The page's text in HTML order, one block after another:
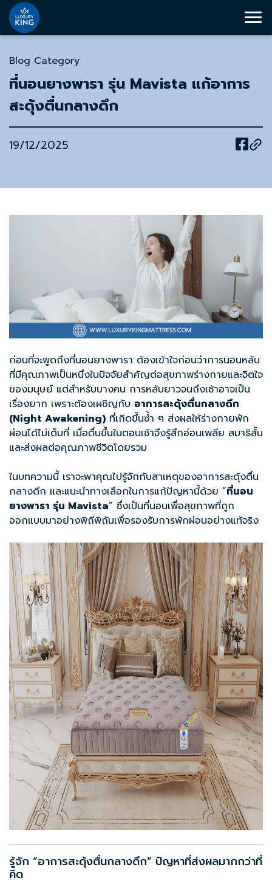
Blog Category
ที่นอนยางพารา รุ่น Mavista แก้อาการ
สะดุ้งตื่นกลางดึก
19/12/2025
ก่อนที่จะพูดถึงที่นอนยางพารา ต้องเข้าใจก่อนว่าการนอนหลับ
ที่มีคุณภาพเป็นหนึ่งในปัจจัยสำคัญต่อสุขภาพร่างกายและจิตใจ
ของมนุษย์ แต่สำหรับบางคน การหลับยาวจนถึงเช้าอาจเป็น
เรื่องยาก เพราะต้องเผชิญกับ อาการสะดุ้งตื่นกลางดึก
(Night Awakening) ที่เกิดขึ้นซ้ำ ๆ ส่งผลให้ร่างกายพัก
ผ่อนได้ไม่เต็มที่ เมื่อตื่นขึ้นในตอนเช้าจึงรู้สึกอ่อนเพลีย สมาธิสั้น
และส่งผลต่อคุณภาพชีวิตโดยรวม
ในบทความนี้ เราจะพาคุณไปรู้จักกับสาเหตุของอาการสะดุ้งตื่น
กลางดึก และแนะนำทางเลือกในการแก้ปัญหานี้ด้วย “ที่นอน
ยางพารา รุ่น Mavista” ซึ่งเป็นที่นอนเพื่อสุขภาพที่ถูก
ออกแบบมาอย่างพิถีพิถันเพื่อรองรับการพักผ่อนอย่างแท้จริง
รู้จัก “อาการสะดุ้งตื่นกลางดึก” ปัญหาที่ส่งผลมากกว่าที่
คิด